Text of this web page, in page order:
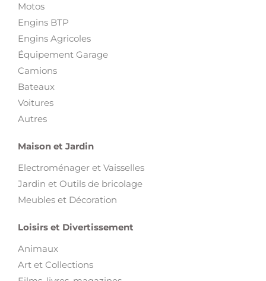
Motos
Engins BTP
Engins Agricoles
Équipement Garage
Camions
Bateaux
Voitures
Autres
Maison et Jardin
Electroménager et Vaisselles
Jardin et Outils de bricolage
Meubles et Décoration
Loisirs et Divertissement
Animaux
Art et Collections